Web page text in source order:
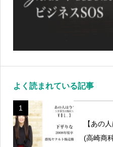
よく読まれている記事
1
【あの
(高崎商